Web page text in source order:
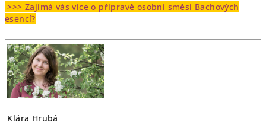
>>> Zajímá vás více o přípravě osobní směsi Bachových
esencí?
Klára Hrubá